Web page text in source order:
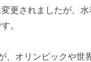
更されましたが、
。
、オリンピックや世